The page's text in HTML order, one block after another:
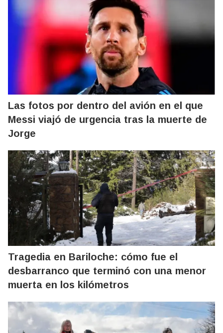
Las fotos por dentro del avión en el que
Messi viajó de urgencia tras la muerte de
Jorge
Tragedia en Bariloche: cómo fue el
desbarranco que terminó con una menor
muerta en los kilómetros